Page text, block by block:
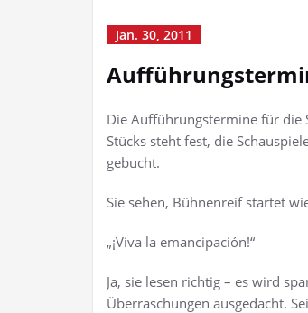
Jan. 30, 2011
Die Aufführungstermine für die
Stücks steht fest, die
gebucht.
Sie sehen, Bühnenreif startet
„¡Viva la emancipación!“
Ja, sie lesen richtig – es wird
Überraschungen ausgedacht.